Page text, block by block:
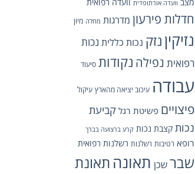
וועדה אורתופדית
חדלות פירעון מדרגות מחלה מיון
נזיקיןנזק נכות כללית נכות
רפואית נפילה נקודות סיעוד
עבודה עיכוב יציאה מהארץ עיקול
פיצויים פשיטת רגל קביעת
נכות קצבת נכות קרע ברצועה בברך
רופא רטיבות רשלנות רשלנות רפואית
שברשכן תאונה תאונת